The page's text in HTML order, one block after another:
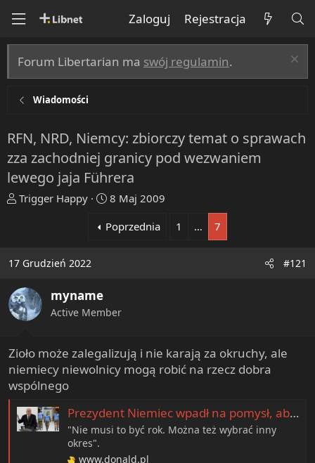
Zaloguj Rejestracja
Forum Libertarian ma swój regulamin.
Wiadomości
RFN, NRD, Niemcy: zbiorczy temat o sprawach
zza zachodniej granicy pod wezwaniem
lewego jaja Führera
T
a
s
t
a
e
r
Trigger Happy
R
z
t
8 Maj 2009
Poprzednia
1 … 7
17 Grudzień 2022 #121
myname
Active Member
Zioło może zalegalizują i nie karają za okruchy, ale
niemiecy niewolnicy mogą robić na rzecz dobra
wspólnego
Prezydent Niemiec wpadł na pomysł, aby młodzi ludzie obowiązkowo odbywali służbę społeczną, np. w armii | Donald.pl
"Nie musi to być rok. Można też wybrać inny
okres".
www.donald.pl